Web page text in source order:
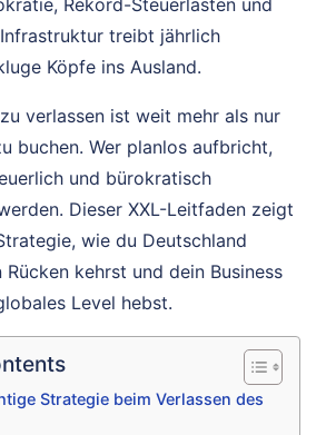
treibt jährlich
Köpfe ins Ausland.
verlassen ist weit mehr als nur
buchen. Wer planlos aufbricht,
und bürokratisch
Dieser XXL-Leitfaden zeigt
wie du Deutschland
kehrst und dein Business
Level hebst.
Strategie beim Verlassen des